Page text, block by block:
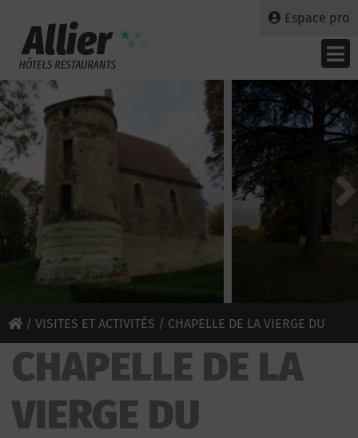
Espace pro
/ VISITES ET ACTIVITÉS / CHAPELLE DE LA VIERGE DU
CHATELARD
CHAPELLE DE LA
VIERGE DU